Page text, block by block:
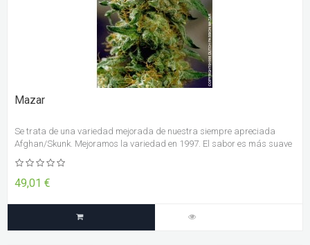
Mazar
Se trata de una variedad mejorada de nuestra siempre apreciada
Afghan/Skunk. Mejoramos la variedad en 1997. El sabor es más suave
que antes y hemos logrado mejorar el rendimiento.
49,01 €